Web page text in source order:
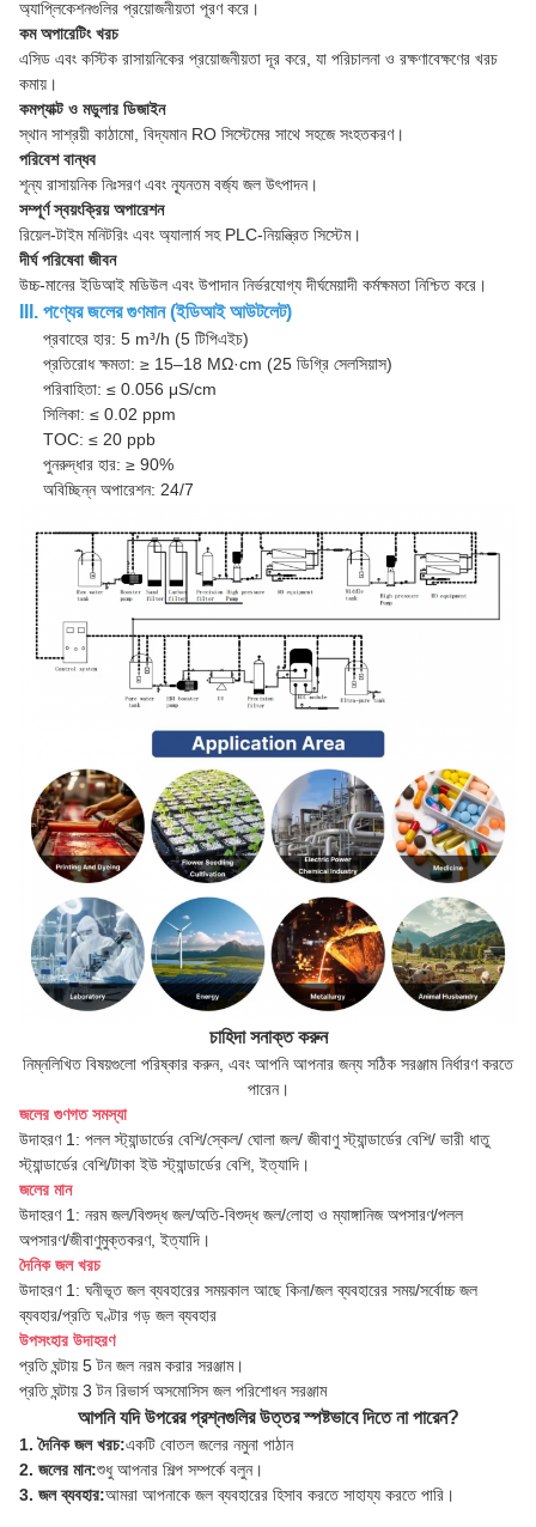
অ্যাপ্লিকেশনগুলির প্রয়োজনীয়তা পূরণ করে।
কম অপারেটিং খরচ
এসিড এবং কস্টিক রাসায়নিকের প্রয়োজনীয়তা দূর করে, যা পরিচালনা ও রক্ষণাবেক্ষণের খরচ
কমায়।
কমপ্যাক্ট ও মডুলার ডিজাইন
স্থান সাশ্রয়ী কাঠামো, বিদ্যমান RO সিস্টেমের সাথে সহজে সংহতকরণ।
পরিবেশ বান্ধব
শূন্য রাসায়নিক নিঃসরণ এবং ন্যূনতম বর্জ্য জল উৎপাদন।
সম্পূর্ণ স্বয়ংক্রিয় অপারেশন
রিয়েল-টাইম মনিটরিং এবং অ্যালার্ম সহ PLC-নিয়ন্ত্রিত সিস্টেম।
দীর্ঘ পরিষেবা জীবন
উচ্চ-মানের ইডিআই মডিউল এবং উপাদান নির্ভরযোগ্য দীর্ঘমেয়াদী কর্মক্ষমতা নিশ্চিত করে।
III. পণ্যের জলের গুণমান (ইডিআই আউটলেট)
প্রবাহের হার: 5 m³/h (5 টিপিএইচ)
প্রতিরোধ ক্ষমতা: ≥ 15–18 MΩ·cm (25 ডিগ্রি সেলসিয়াস)
পরিবাহিতা: ≤ 0.056 μS/cm
সিলিকা: ≤ 0.02 ppm
TOC: ≤ 20 ppb
পুনরুদ্ধার হার: ≥ 90%
অবিচ্ছিন্ন অপারেশন: 24/7
চাহিদা সনাক্ত করুন
নিম্নলিখিত বিষয়গুলো পরিষ্কার করুন, এবং আপনি আপনার জন্য সঠিক সরঞ্জাম নির্ধারণ করতে
পারেন।
জলের গুণগত সমস্যা
উদাহরণ 1: পলল স্ট্যান্ডার্ডের বেশি/স্কেল/ ঘোলা জল/ জীবাণু স্ট্যান্ডার্ডের বেশি/ ভারী ধাতু
স্ট্যান্ডার্ডের বেশি/টাকা ইউ স্ট্যান্ডার্ডের বেশি, ইত্যাদি।
জলের মান
উদাহরণ 1: নরম জল/বিশুদ্ধ জল/অতি-বিশুদ্ধ জল/লোহা ও ম্যাঙ্গানিজ অপসারণ/পলল
অপসারণ/জীবাণুমুক্তকরণ, ইত্যাদি।
দৈনিক জল খরচ
উদাহরণ 1: ঘনীভূত জল ব্যবহারের সময়কাল আছে কিনা/জল ব্যবহারের সময়/সর্বোচ্চ জল
ব্যবহার/প্রতি ঘণ্টার গড় জল ব্যবহার
উপসংহার উদাহরণ
প্রতি ঘন্টায় 5 টন জল নরম করার সরঞ্জাম।
প্রতি ঘন্টায় 3 টন রিভার্স অসমোসিস জল পরিশোধন সরঞ্জাম
আপনি যদি উপরের প্রশ্নগুলির উত্তর স্পষ্টভাবে দিতে না পারেন?
1. দৈনিক জল খরচ:একটি বোতল জলের নমুনা পাঠান
2. জলের মান:শুধু আপনার শিল্প সম্পর্কে বলুন।
3. জল ব্যবহার:আমরা আপনাকে জল ব্যবহারের হিসাব করতে সাহায্য করতে পারি।